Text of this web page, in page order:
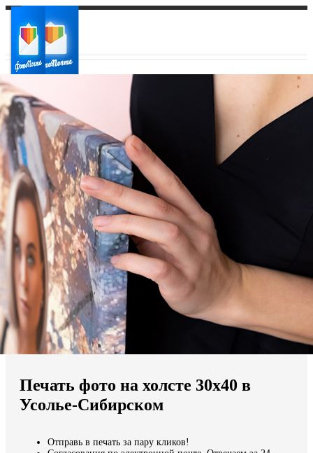
Ваш город:
Ваш регион доставки
Выберите из списка:
Мы доставляем по всему миру
Продолжить без города
Печать фото на холсте 30х40 в
Усолье-Сибирском
Отправь в печать за пару кликов!